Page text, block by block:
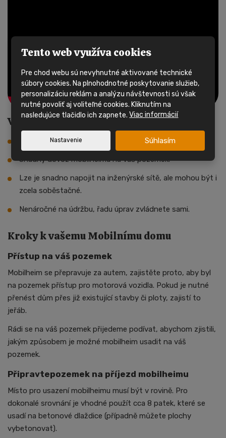
Výhody mobilních domů
Cenově dostupné, rychlé a pohodlné.
Snadný dovoz mobilheimu na váš pozemek.
Lze je snadno napojit na inženýrské sítě, ale mohou být i
zcela soběstačné.
Nenáročné na údržbu, řadu úprav zvládnete sami.
Kroky k vašemu Mobilnímu domu
Přístup na váš pozemek
Mobilheim se přepravuje za autem, zajistěte proto, aby byl
na pozemek přístup pro motorová vozidla. Pokud je nutné
přenést dům přes již existující stavby či ploty, zajistí to
jeřáb.
Rádi se na váš pozemek přijedeme podívat, abychom zjistili,
jakým způsobem je možné mobilheim usadit na váš
pozemek.
Připravtepozemek na příjezd mobilheimu
Místo pro usazení mobilheimu musí být v rovině. Pro
dokonalé srovnání je vhodné použít cca 8 patek, které se
usadí na betonové dlaždice (případně můžete plochy
vybetonovat).
Tento web využíva cookies
Pre chod webu sú nevyhnutné aktivované technické
súbory cookies. Na plnohodnotné poskytovanie služieb,
personalizáciu reklám a analýzu návštevnosti sú však
nutné povoliť aj voliteľné cookies. Kliknutím na
nasledujúce tlačidlo ich zapnete.Viac informácií
Nastavenie Súhlasím